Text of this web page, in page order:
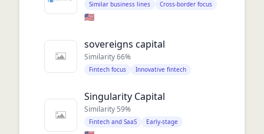
Similar business lines Cross-border focus
🇺🇸
sovereigns capital
Similarity66%
Fintech focus Innovative fintech
Singularity Capital
Similarity 59%
Fintech and SaaS Early-stage